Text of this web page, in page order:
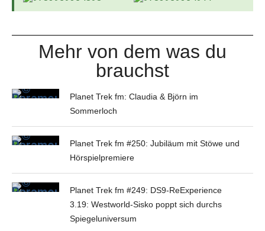
Mehr von dem was du
brauchst
Planet Trek fm: Claudia & Björn im
Sommerloch
Planet Trek fm #250: Jubiläum mit Stöwe und
Hörspielpremiere
Planet Trek fm #249: DS9-ReExperience
3.19: Westworld-Sisko poppt sich durchs
Spiegeluniversum